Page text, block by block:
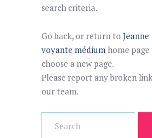
search criteria.
Go back, or return to Jeanne
voyante médium home
choose a new page.
Please report any broken
our team.